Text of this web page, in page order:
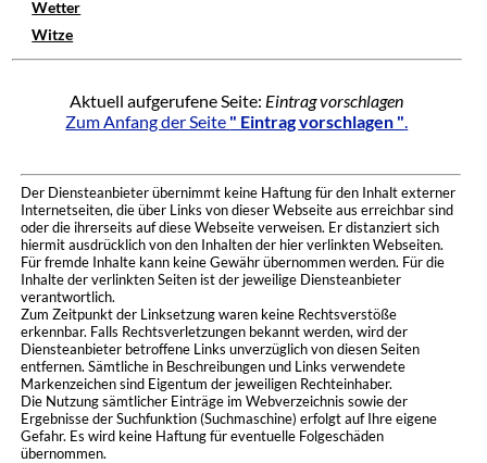
Wetter
Witze
Aktuell aufgerufene Seite: Eintrag vorschlagen
Zum Anfang der Seite " Eintrag vorschlagen ".
Der Diensteanbieter übernimmt keine Haftung für den Inhalt externer
Internetseiten, die über Links von dieser Webseite aus erreichbar sind
oder die ihrerseits auf diese Webseite verweisen. Er distanziert sich
hiermit ausdrücklich von den Inhalten der hier verlinkten Webseiten.
Für fremde Inhalte kann keine Gewähr übernommen werden. Für die
Inhalte der verlinkten Seiten ist der jeweilige Diensteanbieter
verantwortlich.
Zum Zeitpunkt der Linksetzung waren keine Rechtsverstöße
erkennbar. Falls Rechtsverletzungen bekannt werden, wird der
Diensteanbieter betroffene Links unverzüglich von diesen Seiten
entfernen. Sämtliche in Beschreibungen und Links verwendete
Markenzeichen sind Eigentum der jeweiligen Rechteinhaber.
Die Nutzung sämtlicher Einträge im Webverzeichnis sowie der
Ergebnisse der Suchfunktion (Suchmaschine) erfolgt auf Ihre eigene
Gefahr. Es wird keine Haftung für eventuelle Folgeschäden
übernommen.